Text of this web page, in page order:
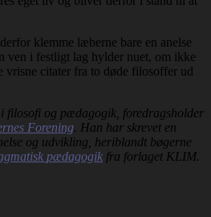
klemme læberne bare en anelse
ven i festligt lag hylder nuet, om ikke
vrisne citater fra to døde filosoffer ud
filosofi og pædagogik, foredragsholder
Forening. Han har skrevet en
og udvikling, heriblandt bøgerne
pædagogik fra forlaget KLIM.